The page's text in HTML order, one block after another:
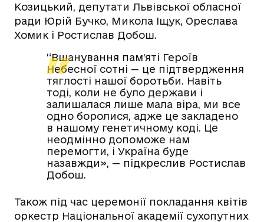
Козицький, депутати Львівської обласної
ради Юрій Бучко, Микола Іщук, Ореслава
Хомик і Ростислав Добош.
“Вшанування пам’яті Героїв
Небесної сотні — це підтвердження
тяглості нашої боротьби. Навіть
тоді, коли не було держави і
залишалася лише мала віра, ми все
одно боролися, адже це закладено
в нашому генетичному коді. Це
неодмінно допоможе нам
перемогти, і Україна буде
назавжди», — підкреслив Ростислав
Добош.
Також під час церемонії покладання квітів
оркестр Національної академії сухопутних